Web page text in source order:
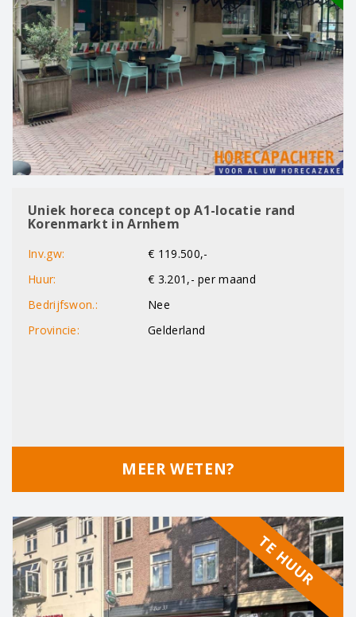
Uniek horeca concept op A1-locatie rand
Korenmarkt in Arnhem
Inv.gw:
€ 119.500,-
Huur:
€ 3.201,- per maand
Bedrijfswon.:
Nee
Provincie:
Gelderland
MEER WETEN?
TE HUUR